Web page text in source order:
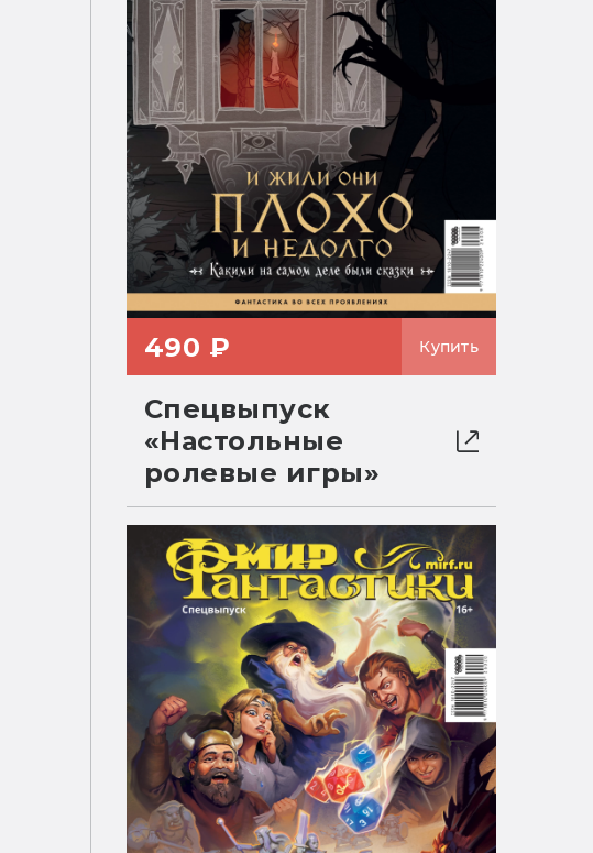
490 ₽ Купить
Спецвыпуск
«Настольные
ролевые игры»